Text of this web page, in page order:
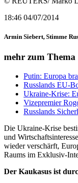
18:46 04/07/2014
Armin Siebert, Stimme
mehr zum Thema
Putin: Europa
Russlands EU-
Ukraine-Krise:
Vizepremier
Russlands
Die Ukraine-Krise
und
wieder verschärft,
Raums im Exklusiv-
Der Kaukasus ist